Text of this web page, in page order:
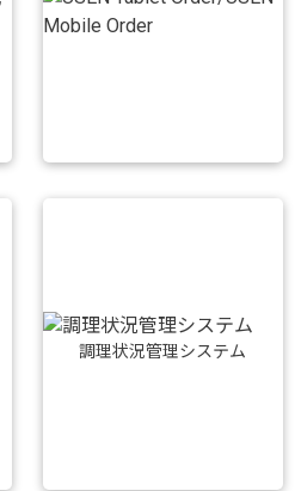
調理状況管理システム